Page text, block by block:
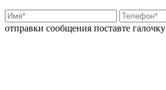
отправки сообщения поставте галочку